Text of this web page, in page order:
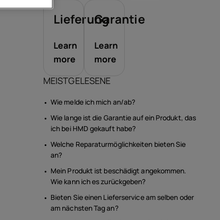
Lieferung
Learn
more
Garantie
Learn
more
MEISTGELESENE
Wie melde ich mich an/ab?
Wie lange ist die Garantie auf ein Produkt, das
ich bei HMD gekauft habe?
Welche Reparaturmöglichkeiten bieten Sie
an?
Mein Produkt ist beschädigt angekommen.
Wie kann ich es zurückgeben?
Bieten Sie einen Lieferservice am selben oder
am nächsten Tag an?